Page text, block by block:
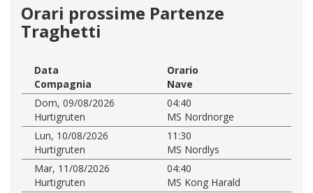
Orari prossime Partenze
Traghetti
Data
Orario
Compagnia
Nave
Dom, 09/08/2026
04:40
Hurtigruten
MS Nordnorge
Lun, 10/08/2026
11:30
Hurtigruten
MS Nordlys
Mar, 11/08/2026
04:40
Hurtigruten
MS Kong Harald